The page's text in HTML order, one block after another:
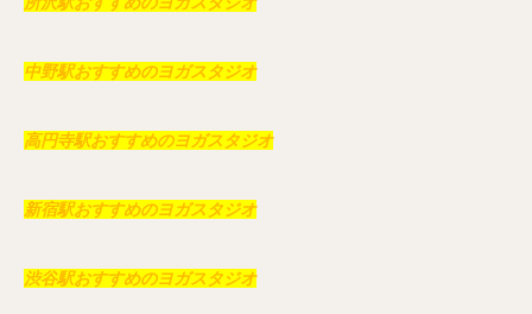
中野駅おすすめのヨガスタジオ
高円寺駅おすすめのヨガスタジオ
新宿駅おすすめのヨガスタジオ
渋谷駅おすすめのヨガスタジオ